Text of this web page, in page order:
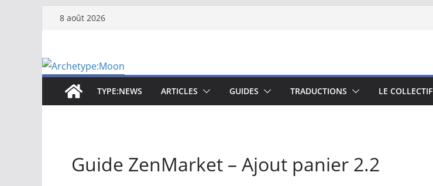
Passer8 août 2026
TYPE:NEWS ARTICLES GUIDES TRADUCTIONS LE COLLECTIF
Guide ZenMarket – Ajout panier 2.2